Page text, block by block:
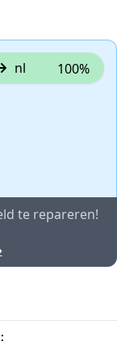
nl 100%
te repareren!